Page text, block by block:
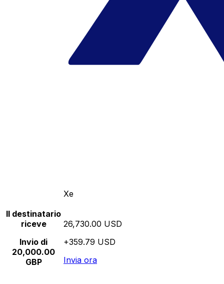
Xe
Il destinatario
riceve
Invio di
20,000.00
GBP
26,730.00 USD
+359.79 USD
Invia ora